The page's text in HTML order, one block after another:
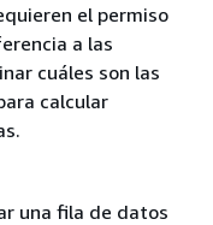
el permiso
a las
cuáles son las
calcular
una fila de datos